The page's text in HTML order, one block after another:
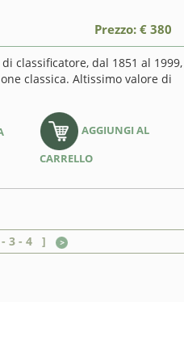
Prezzo: € 380
classificatore, dal 1851 al 1999,
classica. Altissimo valore di
AGGIUNGI AL
CARRELLO
3- 4]